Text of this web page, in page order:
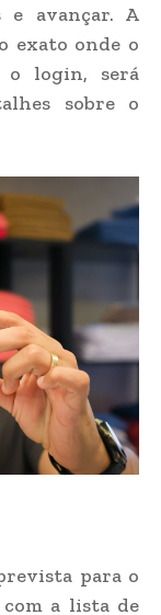
e avançar. A
exato onde o
o login, será
sobre o
para o
a lista de